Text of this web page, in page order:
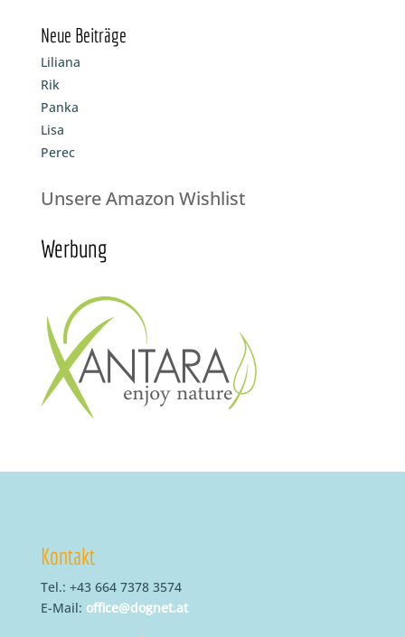
Neue Beiträge
Liliana
Rik
Panka
Lisa
Perec
Unsere Amazon Wishlist
Werbung
Kontakt
Tel.: +43 664 7378 3574
E-Mail: office@dognet.at